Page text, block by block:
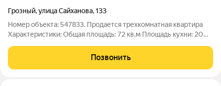
Грозный,улица Сайханова,133
Номер объекта: 547833. Продается трехкомнатная квартира
Характеристики: Общая площадь: 72 кв.м Площадь кухни: 20
Садик Школа Магазины Рестораны Транспортная доступнсть
Дополнительная
Позвонить